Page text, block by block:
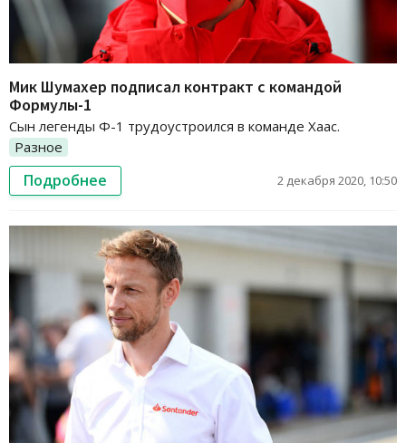
Мик Шумахер подписал контракт с командой
Формулы-1
Сын легенды Ф-1 трудоустроился в команде Хаас.
Разное
Подробнее 2 декабря 2020, 10:50